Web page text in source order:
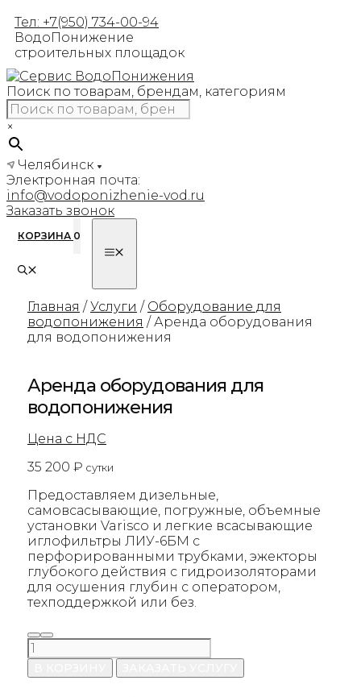
Перейти
содержимому
Тел: +7(950) 734-00-94
ВодоПонижение
строительных площадок
Поиск по товарам, брендам, категориям
×
Челябинск
Электронная почта:
info@vodoponizhenie-vod.ru
Заказать звонок
КОРЗИНА 0
Главная /Услуги / Оборудование для
водопонижения / Аренда оборудования
для водопонижения
Аренда оборудования для
водопонижения
Цена с НДС
35 200 ₽ сутки
Предоставляем дизельные,
самовсасывающие, погружные, объемные
установки Varisco и легкие всасывающие
иглофильтры ЛИУ-6БМ с
перфорированными трубками, эжекторы
глубокого действия с гидроизоляторами
для осушения глубин с оператором,
техподдержкой или без.
Количество
товара
Аренда